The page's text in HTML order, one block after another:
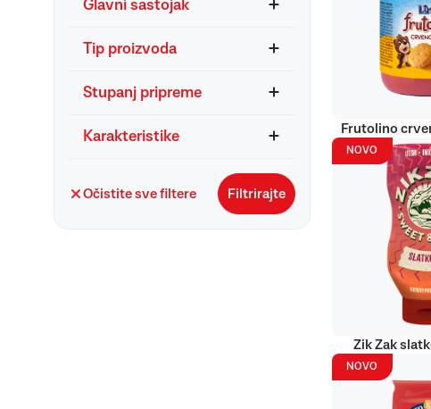
Glavni sastojak
Tip proizvoda
Stupanj pripreme
Karakteristike
Očistite sve filtere Filtrirajte
Frutolino
NOVO
Zik Zak
NOVO